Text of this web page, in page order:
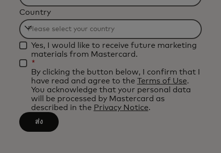
Filtering
will
be
applied
after
3
characters.
Country
Filtering
will
be
applied
after
characters.
Yes, I would like to receive future marketing
materials from Mastercard.
*
By clicking the button below, I confirm that I
have read and agree to the Terms of Use.
You acknowledge that your personal data
will be processed by Mastercard as
described in the Privacy Notice.
ส่ง